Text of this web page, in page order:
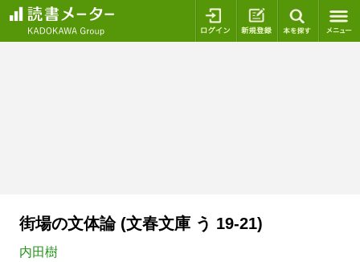
ログイン 新規登録
街場の文体論 (文春文庫 う 19-21)
内田樹